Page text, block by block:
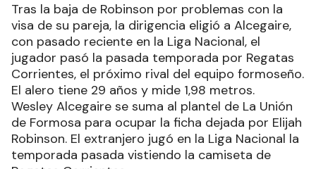
Tras la baja de Robinson por problemas con la
visa de su pareja, la dirigencia eligió a Alcegaire,
con pasado reciente en la Liga Nacional, el
jugador pasó la pasada temporada por Regatas
Corrientes, el próximo rival del equipo formoseño.
El alero tiene 29 años y mide 1,98 metros.
Wesley Alcegaire se suma al plantel de La Unión
de Formosa para ocupar la ficha dejada por Elijah
Robinson. El extranjero jugó en la Liga Nacional la
temporada pasada vistiendo la camiseta de